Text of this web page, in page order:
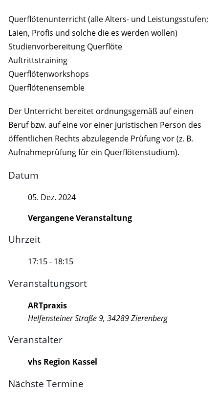
Querflötenunterricht (alle Alters- und Leistungsstufen;
Laien, Profis und solche die es werden wollen)
Studienvorbereitung Querflöte
Auftrittstraining
Querflötenworkshops
Querflötenensemble
Der Unterricht bereitet ordnungsgemäß auf einen
Beruf bzw. auf eine vor einer juristischen Person des
öffentlichen Rechts abzulegende Prüfung vor (z. B.
Aufnahmeprüfung für ein Querflötenstudium).
Datum
05. Dez. 2024
Vergangene Veranstaltung
Uhrzeit
17:15 - 18:15
Veranstaltungsort
ARTpraxis
Helfensteiner Straße 9, 34289 Zierenberg
Veranstalter
vhs Region Kassel
Nächste Termine